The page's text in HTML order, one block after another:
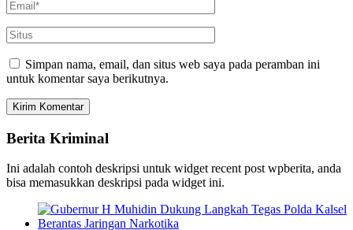
Simpan nama, email, dan situs web saya pada peramban ini
untuk komentar saya berikutnya.
Berita Kriminal
Ini adalah contoh deskripsi untuk widget recent post wpberita, anda
bisa memasukkan deskripsi pada widget ini.